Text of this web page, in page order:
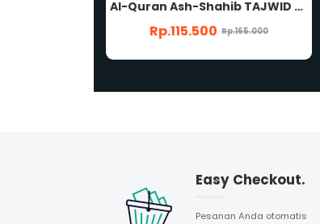
Al-Quran Ash-Shahib TAJWID A4 HC NONTERJEMAH Rasm Utsmani Madinah Waqaf Ibtida' Panduan Musykilat Al-Qur'an Ash-Shohib Ash Shahib Penerbit Hilal Media
Rp.115.500 Rp.165.000
Easy Checkout.
Pesanan Anda otomatis